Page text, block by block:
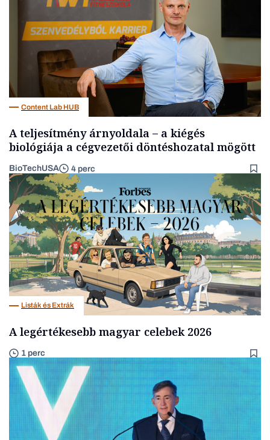
Content Lab HUB
A teljesítmény árnyoldala – a kiégés
biológiája a cégvezetői döntéshozatal mögött
BioTechUSA 4 perc
Listák és Extrák
A legértékesebb magyar celebek 2026
1 perc